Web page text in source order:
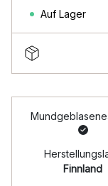
Auf Lager
Finnland